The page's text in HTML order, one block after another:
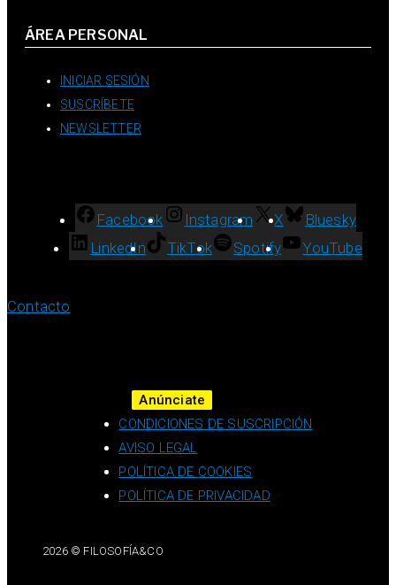
ÁREA PERSONAL
INICIAR SESIÓN
SUSCRÍBETE
NEWSLETTER
Facebook Instagram X
Bluesky
LinkedIn
TikTok Spotify YouTube
Contacto
Anúnciate
CONDICIONES DE SUSCRIPCIÓN
AVISO LEGAL
POLÍTICA DE COOKIES
POLÍTICA DE PRIVACIDAD
2026 © FILOSOFÍA&CO